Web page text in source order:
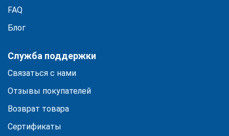
FAQ
Блог
Служба поддержки
Связаться с нами
Отзывы покупателей
Возврат товара
Сертификаты